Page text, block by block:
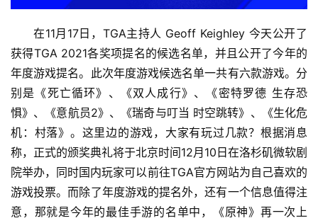
在11月17日，TGA主持人 Geoff Keighley 今天公开了
获得TGA 2021各奖项提名的候选名单，并且公开了今年的
年度游戏提名。此次年度游戏候选名单一共有六款游戏。分
别是《死亡循环》、《双人成行》、《密特罗德 生存恐
惧》、《意航员2》、《瑞奇与叮当 时空跳转》、《生化危
机：村落》。这里边的游戏，大家有玩过几款？根据消息
称，正式的颁奖典礼将于北京时间12月10日在洛杉矶微软剧
院举办，同时国内玩家可以前往TGA官方网站为自己喜欢的
游戏投票。而除了年度游戏的提名外，还有一个信息值得注
意，那就是今年的最佳手游的名单中，《原神》再一次上